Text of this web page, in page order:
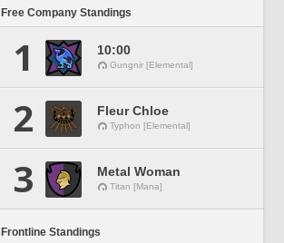
Free Company Standings
1 10:00
Gungnir [Elemental]
2 Fleur Chloe
Typhon [Elemental]
3 Metal Woman
Titan [Mana]
Frontline Standings